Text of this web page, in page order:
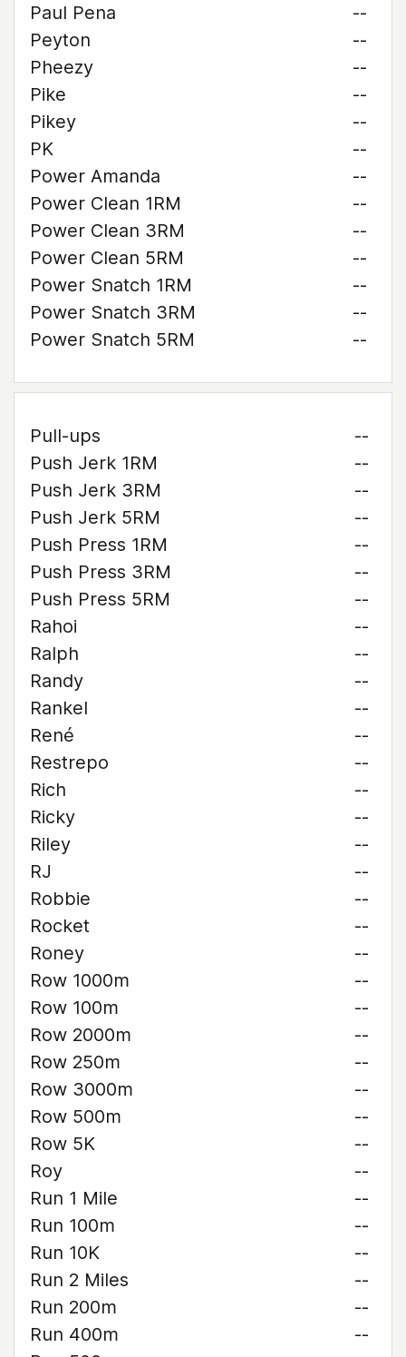
Paul Pena
--
Peyton
--
Pheezy
--
Pike
--
Pikey
--
PK
--
Power Amanda
--
Power Clean 1RM
--
Power Clean 3RM
--
Power Clean 5RM
--
Power Snatch 1RM
--
Power Snatch 3RM
--
Power Snatch 5RM
--
Pull-ups
--
Push Jerk 1RM
--
Push Jerk 3RM
--
Push Jerk 5RM
--
Push Press 1RM
--
Push Press 3RM
--
Push Press 5RM
--
Rahoi
--
Ralph
--
Randy
--
Rankel
--
René
--
Restrepo
--
Rich
--
Ricky
--
Riley
--
RJ
--
Robbie
--
Rocket
--
Roney
--
Row 1000m
--
Row 100m
--
Row 2000m
--
Row 250m
--
Row 3000m
--
Row 500m
--
Row 5K
--
Roy
--
Run 1 Mile
--
Run 100m
--
Run 10K
--
Run 2 Miles
--
Run 200m
--
Run 400m
--